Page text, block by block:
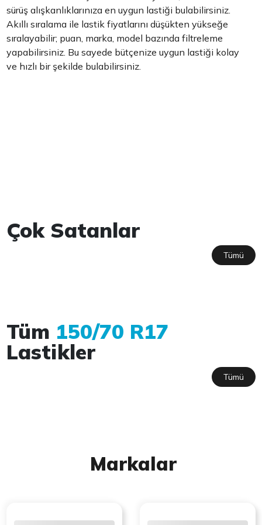
sürüş alışkanlıklarınıza en uygun lastiği bulabilirsiniz.
Akıllı sıralama ile lastik fiyatlarını düşükten yükseğe
sıralayabilir; puan, marka, model bazında filtreleme
yapabilirsiniz. Bu sayede bütçenize uygun lastiği kolay
ve hızlı bir şekilde bulabilirsiniz.
Çok Satanlar
Tümü
Tüm 150/70 R17
Lastikler
Tümü
Markalar